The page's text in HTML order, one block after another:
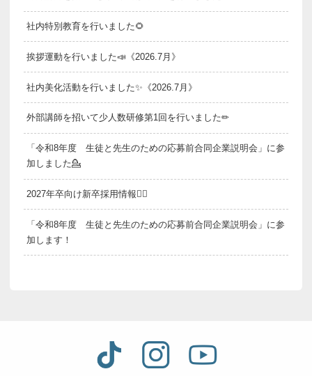
社内特別教育を行いました🌻
挨拶運動を行いました📣《2026.7月》
社内美化活動を行いました✨《2026.7月》
外部講師を招いて少人数研修第1回を行いました✏
「令和8年度 生徒と先生のための応募前合同企業説明会」に参
加しました💁
2027年卒向け新卒採用情報💁‍♂️
「令和8年度 生徒と先生のための応募前合同企業説明会」に参
加します！